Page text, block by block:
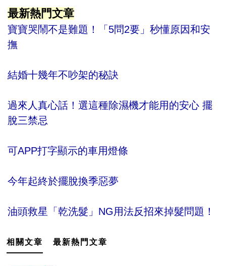
最新熱門文章
寶寶哭鬧不是難題！「5問2要」秒懂原因和安
撫
結婚十幾年不吵架的秘訣
過來人真心話！選這種除濕機才能用的安心 擺
脫三禁忌
可APP打字顯示的車用燈條
今年起終於擺脫換季惡夢
油頭救星「乾洗髮」NG用法反招來掉髮問題！
相關文章 最新熱門文章